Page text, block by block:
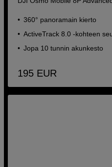
360° panoramain kierto
ActiveTrack 8.0 -kohteen
Jopa 10 tunnin akunkesto
195 EUR